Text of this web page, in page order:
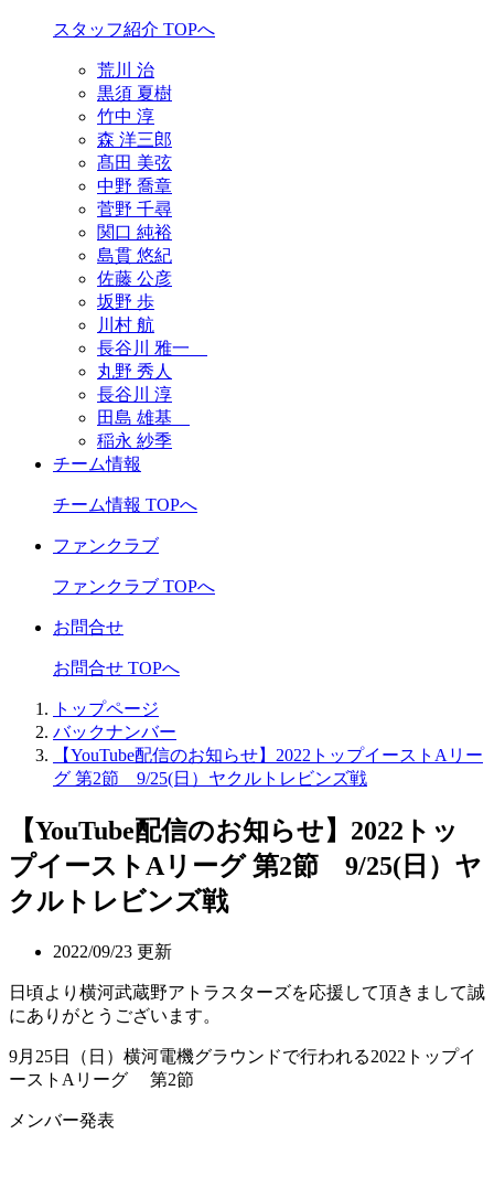
スタッフ紹介 TOPへ
荒川 治
黒須 夏樹
竹中 淳
森 洋三郎
髙田 美弦
中野 喬章
菅野 千尋
関口 純裕
島貫 悠紀
佐藤 公彦
坂野 歩
川村 航
長谷川 雅一
丸野 秀人
長谷川 淳
田島 雄基
稲永 紗季
チーム情報
チーム情報 TOPへ
ファンクラブ
ファンクラブ TOPへ
お問合せ
お問合せ TOPへ
トップページ
バックナンバー
【YouTube配信のお知らせ】2022トップイーストAリー
グ 第2節 9/25(日）ヤクルトレビンズ戦
【YouTube配信のお知らせ】2022トッ
プイーストAリーグ 第2節 9/25(日）ヤ
クルトレビンズ戦
2022/09/23 更新
日頃より横河武蔵野アトラスターズを応援して頂きまして誠
にありがとうございます。
9月25日（日）横河電機グラウンドで行われる2022トップイ
ーストAリーグ 第2節
メンバー発表